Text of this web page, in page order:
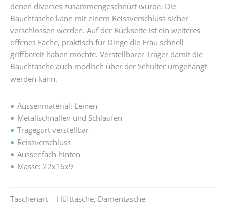
denen diverses zusammengeschnürt wurde. Die
Bauchtasche kann mit einem Reissverschluss sicher
verschlossen werden. Auf der Rückseite ist ein weiteres
offenes Fache, praktisch für Dinge die Frau schnell
griffbereit haben möchte. Verstellbarer Träger damit die
Bauchtasche auch modisch über der Schulter umgehängt
werden kann.
Aussenmaterial: Leinen
Metallschnallen und Schlaufen
Tragegurt verstellbar
Reissverschluss
Aussenfach hinten
Masse: 22x16x9
Taschenart Hüfttasche, Damentasche